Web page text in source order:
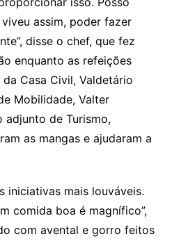
assim, poder fazer
disse o chef, que fez
enquanto as refeições
Casa Civil, Valdetário
Mobilidade, Valter
adjunto de Turismo,
as mangas e ajudaram a
iniciativas mais louváveis.
comida boa é magnífico”,
com avental e gorro feitos